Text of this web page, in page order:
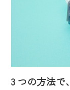
3 つの方法で